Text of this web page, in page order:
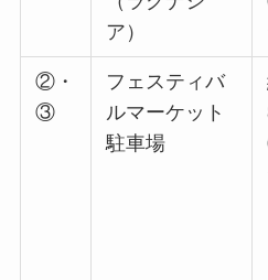
ア）
②・
③
フェスティバ
ルマーケット
駐車場